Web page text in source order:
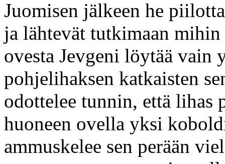
Juomisen jälkeen he
ja lähtevät tutkimaan
ovesta Jevgeni löytää vain
pohjelihaksen katkaisten
odottelee tunnin, että lihas
huoneen ovella yksi
ammuskelee sen perään